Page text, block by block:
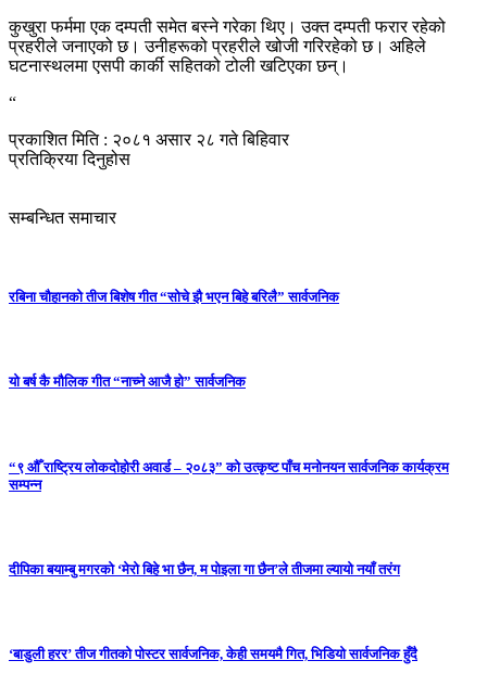
कुखुरा फर्ममा एक दम्पती समेत बस्ने गरेका थिए। उक्त दम्पती फरार रहेको
प्रहरीले जनाएको छ। उनीहरूको प्रहरीले खोजी गरिरहेको छ। अहिले
घटनास्थलमा एसपी कार्की सहितको टोली खटिएका छन्।
“
प्रकाशित मिति : २०८१ असार २८ गते बिहिवार
प्रतिक्रिया दिनुहोस
सम्बन्धित समाचार
रबिना चौहानको तीज बिशेष गीत “सोचे झै भएन बिहे बरिलै” सार्वजनिक
यो बर्ष कै मौलिक गीत “नाच्ने आजै हो” सार्वजनिक
“९ औँ राष्ट्रिय लोकदोहोरी अवार्ड – २०८३” को उत्कृष्ट पाँच मनोनयन सार्वजनिक कार्यक्रम
सम्पन्न
दीपिका बयाम्बु मगरको ‘मेरो बिहे भा छैन, म पोइला गा छैन’ले तीजमा ल्यायो नयाँ तरंग
‘बाडुली हरर’ तीज गीतको पोस्टर सार्वजनिक, केही समयमै गित, भिडियो सार्वजनिक हुँदै